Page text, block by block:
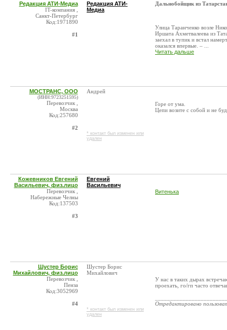
Редакция АТИ-Медиа
IT-компания ,
Санкт-Петербург
Код:1971890
#1
Редакция АТИ-
Медиа
Дальнобойщик из
Улица Таранченко возле
Иршата Ахметвалеева из
заехал в тупик и встал
оказался впервые. – ...
Читать дальше
МОСТРАНС, ООО
(ИНН:9723251595)
Перевозчик ,
Москва
Код:257680
#2
Андрей
* контакт был изменен или
удален
Горе от ума.
Цепи возите с собой и не
Кожевников Евгений
Васильевич, физ.лицо
Перевозчик ,
Набережные Челны
Код:137503
#3
Евгений
Васильевич
Витенька
Шустер Борис
Михайлович, физ.лицо
Перевозчик ,
Пенза
Код:3052969
#4
Шустер Борис
Михайлович
* контакт был изменен или
удален
У нас в таких дырах
проехать, го/гп часто
Отредактировано